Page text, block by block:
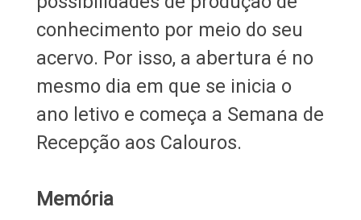
conhecimento por meio do seu
acervo. Por isso, a abertura é no
mesmo dia em que se inicia o
ano letivo e começa a Semana de
Recepção aos Calouros.
Memória